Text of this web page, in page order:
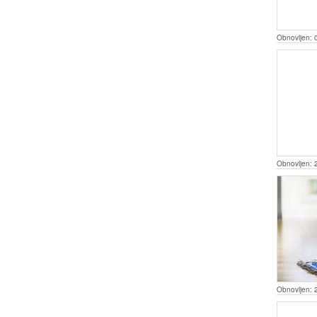
Obnovljen:
Obnovljen:
Obnovljen: